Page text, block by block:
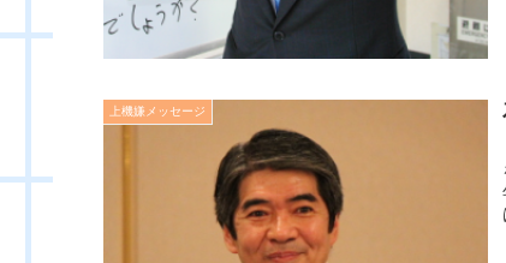
上機嫌メッセージ